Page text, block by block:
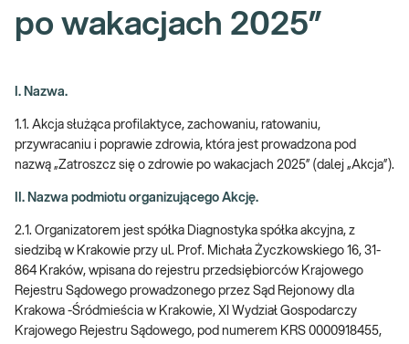
po wakacjach 2025”
I. Nazwa.
1.1. Akcja służąca profilaktyce, zachowaniu, ratowaniu,
przywracaniu i poprawie zdrowia, która jest prowadzona pod
nazwą „Zatroszcz się o zdrowie po wakacjach 2025” (dalej „Akcja”).
II. Nazwa podmiotu organizującego Akcję.
2.1. Organizatorem jest spółka Diagnostyka spółka akcyjna, z
siedzibą w Krakowie przy ul. Prof. Michała Życzkowskiego 16, 31-
864 Kraków, wpisana do rejestru przedsiębiorców Krajowego
Rejestru Sądowego prowadzonego przez Sąd Rejonowy dla
Krakowa -Śródmieścia w Krakowie, XI Wydział Gospodarczy
Krajowego Rejestru Sądowego, pod numerem KRS 0000918455,